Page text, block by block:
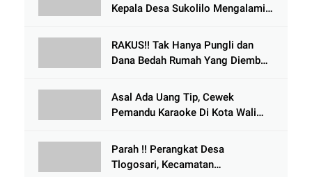
Kepala Desa Sukolilo Mengalami
Meninggal Dunia
RAKUS!! Tak Hanya Pungli dan
Dana Bedah Rumah Yang Diembat,
Tlogowungu, di Duga
Selewengkan Bantuan Mushola
Asal Ada Uang Tip, Cewek
Pemandu Karaoke Di Kota Wali
Parah !! Perangkat Desa
Tlogosari, Kecamatan